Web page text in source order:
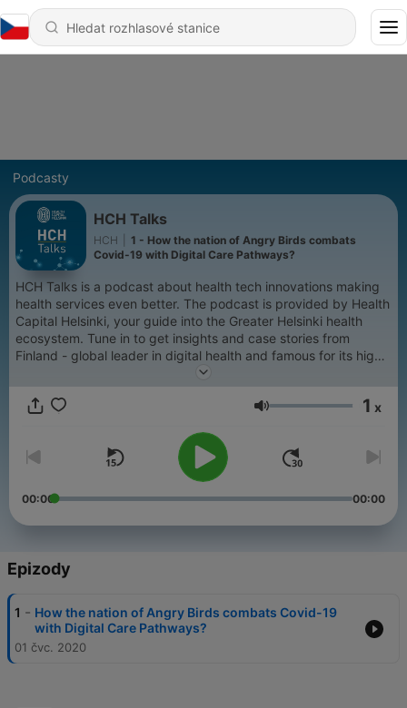
Podcasty
HCH Talks
HCH
1 - How the nation of Angry Birds combats
Covid-19 with Digital Care Pathways?
HCH Talks is a podcast about health tech innovations making
health services even better. The podcast is provided by Health
Capital Helsinki, your guide into the Greater Helsinki health
ecosystem. Tune in to get insights and case stories from
Finland - global leader in digital health and famous for its high-
Hlasitost 1 x
00:00 00:00
Epizody
1 - How the nation of Angry Birds combats Covid-19
with Digital Care Pathways?
01 čvc. 2020